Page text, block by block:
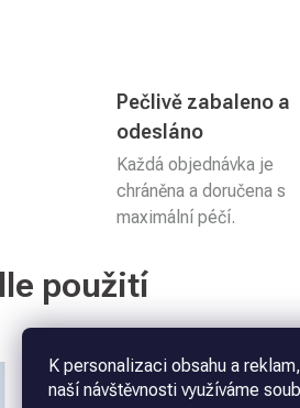
K personalizaci obsahu a
naší návštěvnosti využíváme
Pečlivě zabaleno a
odesláno
Každá objednávka je
chráněna a doručena s
maximální péčí.
použití